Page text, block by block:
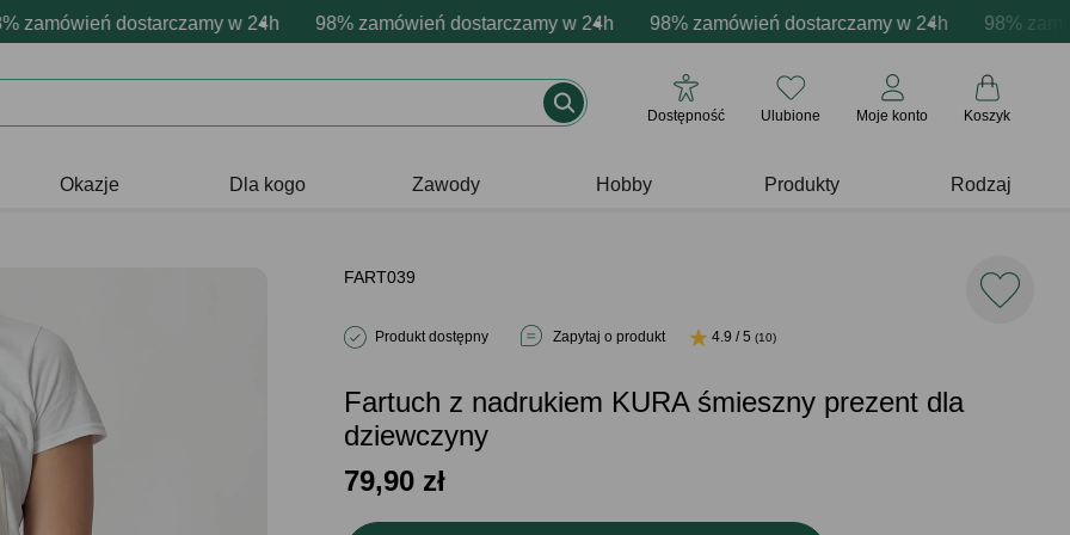
dostarczamy w 24h 98% zamówień dostarczamy w 24h 98% zamówień dostarczamy w 24h 98%
produktów Profesjonalna i darmowa personalizacja produktów Profesjonalna i darmowa personalizacja
emocje - zawsze udane prezenty Prezentujemy pozytywne emocje - zawsze udane prezenty Prezentujemy
Dostępność Ulubione Moje konto Koszyk
Okazje Dla kogo Zawody Hobby Produkty Rodzaj
FART039
Produkt dostępny Zapytaj o produkt 4.9 / 5(10)
Fartuch z nadrukiem KURA śmieszny prezent dla
dziewczyny
79,90 zł